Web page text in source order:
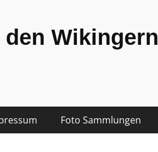
Wikingern
Foto Sammlungen